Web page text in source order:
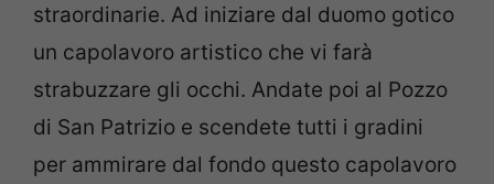
straordinarie. Ad iniziare dal duomo gotico
un capolavoro artistico che vi farà
strabuzzare gli occhi. Andate poi al Pozzo
di San Patrizio e scendete tutti i gradini
per ammirare dal fondo questo capolavoro